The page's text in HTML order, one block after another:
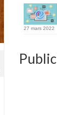
27 mars 2022